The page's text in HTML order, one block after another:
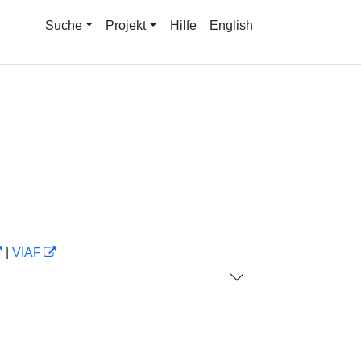
Suche Projekt Hilfe English
VIAF